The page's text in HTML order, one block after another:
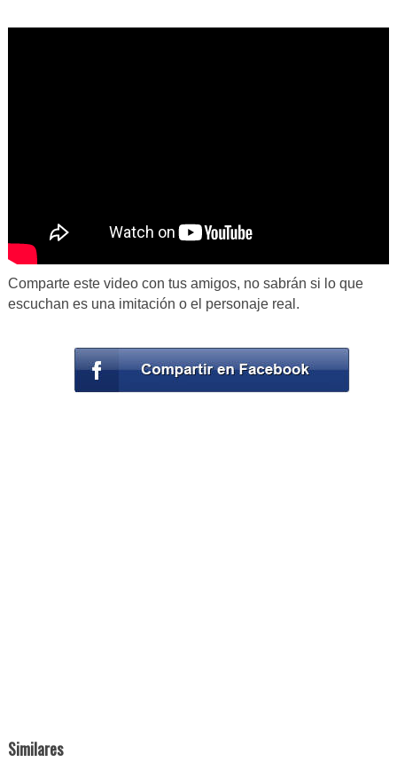
Comparte este video con tus amigos, no sabrán si lo que
escuchan es una imitación o el personaje real.
Similares